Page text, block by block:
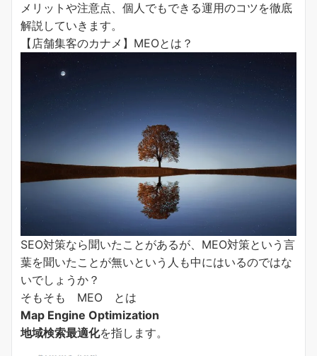
メリットや注意点、個人でもできる運用のコツを徹底
解説していきます。
【店舗集客のカナメ】MEOとは？
SEO対策なら聞いたことがあるが、MEO対策という言
葉を聞いたことが無いという人も中にはいるのではな
いでしょうか？
そもそも MEO とは
Map Engine Optimization
地域検索最適化を指します。